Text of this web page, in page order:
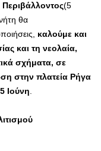
(5
θα
καλούμε και
και τη νεολαία,
σχήματα, σε
στην πλατεία Ρήγα
Ιούνη